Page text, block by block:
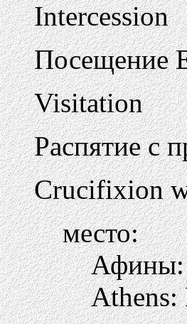
Intercession
Посещение
Visitation
Распятие с
Crucifixion
место:
Афины:
Athens: